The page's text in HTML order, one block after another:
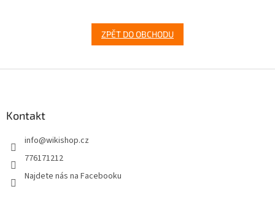
ZPĚT DO OBCHODU
Kontakt
info@wikishop.cz
776171212
Najdete nás na Facebooku